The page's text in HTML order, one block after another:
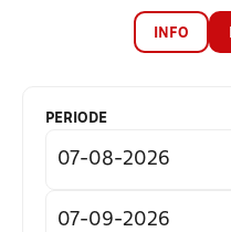
INFO
PERIODE